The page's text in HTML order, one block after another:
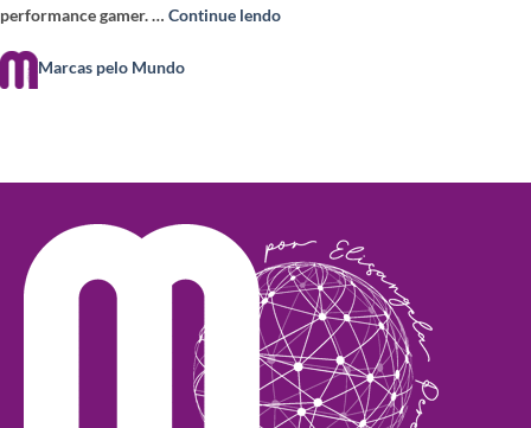
performance gamer. … Continue lendo
Marcas pelo Mundo